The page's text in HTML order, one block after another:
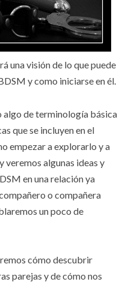
una visión de lo que puede
y como iniciarse en él.
algo de terminología básica
que se incluyen en el
empezar a explorarlo y a
veremos algunas ideas y
en una relación ya
o compañera
un poco de
cómo descubrir
parejas y de cómo nos